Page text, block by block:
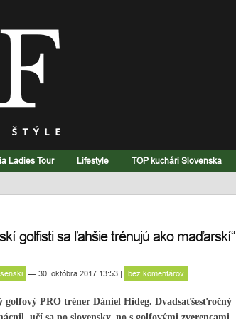
Ladies Tour Lifestyle TOP kuchári Slovenska
golfisti sa ľahšie trénujú ako maďarskí“
— 30. októbra 2017 13:53 | bez komentárov
PRO tréner Dániel Hideg. Dvadsaťšesťročný